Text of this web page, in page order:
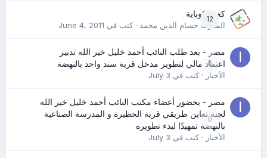
12
كعب كوباية
المدرب حسام الدين محمد· كتب في June 4, 2011
0
مصر - بعد طلب النائب أحمد خليل خير الله تدبير
اعتماد مالي لتطوير مدخل قرية سند واحد بالنهضة
الأخبار· كتب في July 3
0
مصر - بحضور أعضاء مكتب النائب أحمد خليل خير الله
لجنة تعاين طريقي قرية الحظيرة و المدرسة الصناعية
بالنهضة تمهيدًا لبدء تطويره
الأخبار· كتب في July 3